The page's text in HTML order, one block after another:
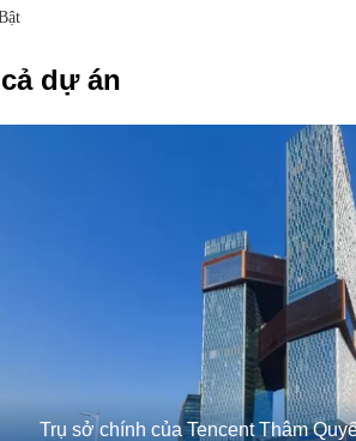
dự án
Trụ sở chính của Tencent Thâm